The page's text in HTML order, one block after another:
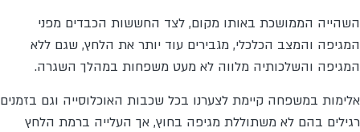
השהייה הממושכת באותו מקום, לצד החששות הכבדים מפני
המגיפה והמצב הכלכלי, מגבירים עוד יותר את הלחץ, שגם ללא
המגיפה והשלכותיה מלווה לא מעט משפחות במהלך השגרה.
אלימות במשפחה קיימת לצערנו בכל שכבות האוכלוסייה וגם בזמנים
רגילים בהם לא משתוללת מגיפה בחוץ, אך העלייה ברמת הלחץ